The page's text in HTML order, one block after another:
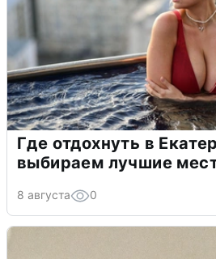
Где отдохнуть в
выбираем лучшие
8 августа 0